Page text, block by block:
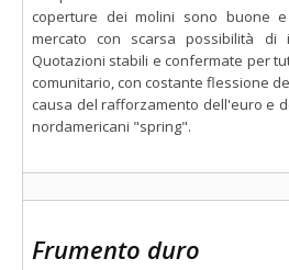
coperture dei molini sono buone
mercato con scarsa possibilità di
Quotazioni stabili e confermate per
comunitario, con costante flessione
causa del rafforzamento dell'euro e
nordamericani "spring".
Frumento duro